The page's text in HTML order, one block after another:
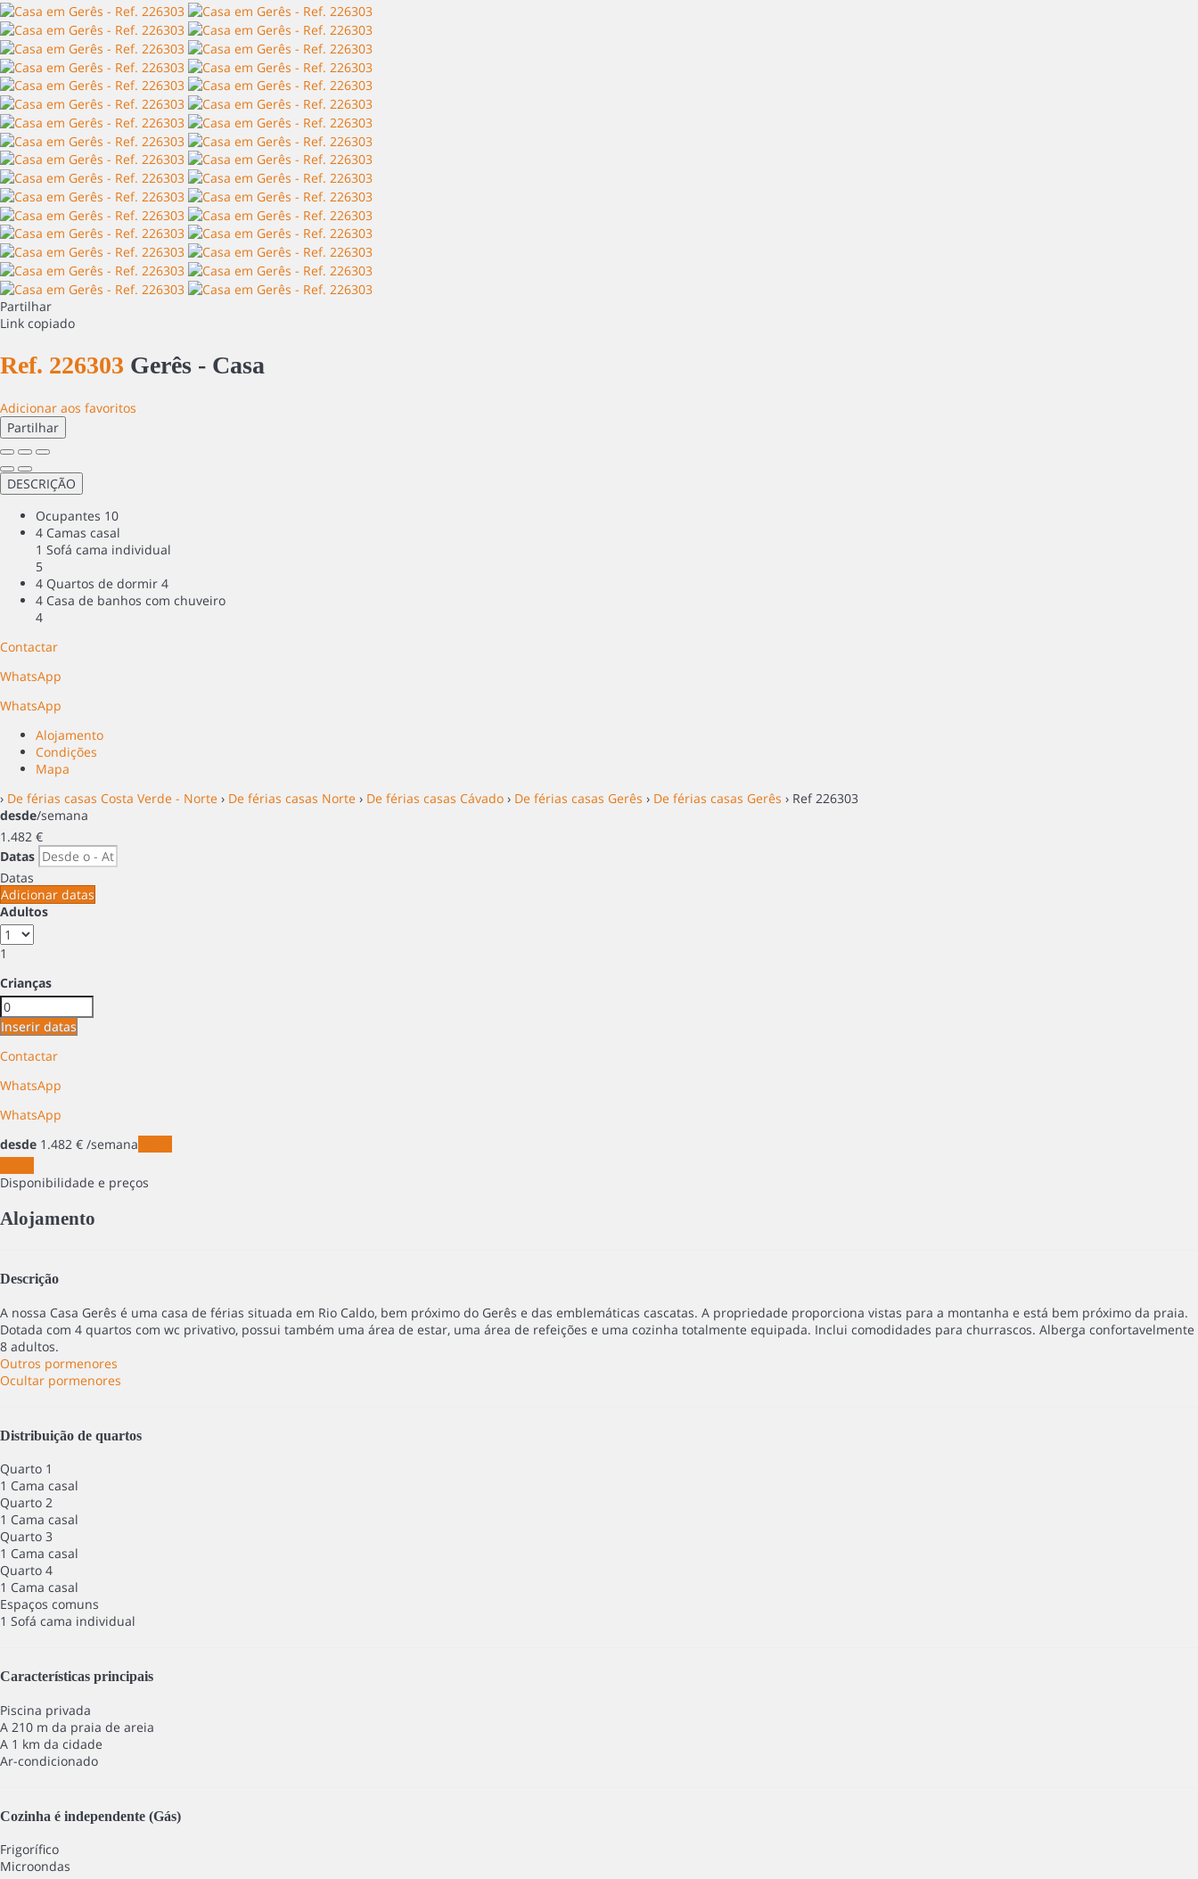
Partilhar
Link copiado
Ref. 226303 Gerês - Casa
Adicionar aos favoritos
Partilhar
DESCRIÇÃO
Ocupantes 10
4 Camas casal
1 Sofá cama individual
5
4 Quartos de dormir 4
4 Casa de banhos com chuveiro
4
Contactar
WhatsApp
WhatsApp
Alojamento
Condições
Mapa
› De férias casas Costa Verde - Norte › De férias casas Norte › De férias casas Cávado › De férias casas Gerês › De férias casas Gerês › Ref 226303
desde/semana
1.482 €
Datas
Datas
Adicionar datas
Adultos
1
Crianças
Inserir datas
Contactar
WhatsApp
WhatsApp
desde 1.482 € /semana
Disponibilidade e preços
Alojamento
Descrição
A nossa Casa Gerês é uma casa de férias situada em Rio Caldo, bem próximo do Gerês e das emblemáticas cascatas. A propriedade proporciona vistas para a montanha e está bem próximo da praia.
Dotada com 4 quartos com wc privativo, possui também uma área de estar, uma área de refeições e uma cozinha totalmente equipada. Inclui comodidades para churrascos. Alberga confortavelmente
8 adultos.
Outros pormenores
Ocultar pormenores
Distribuição de quartos
Quarto 1
1 Cama casal
Quarto 2
1 Cama casal
Quarto 3
1 Cama casal
Quarto 4
1 Cama casal
Espaços comuns
1 Sofá cama individual
Características principais
Piscina privada
A 210 m da praia de areia
A 1 km da cidade
Ar-condicionado
Cozinha é independente (Gás)
Frigorífico
Microondas